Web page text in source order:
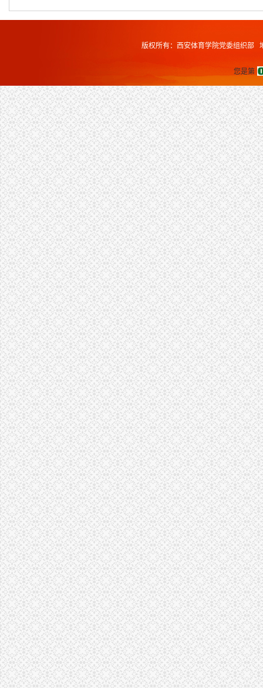
版权所有：西安体育学院党委组织部
您是第